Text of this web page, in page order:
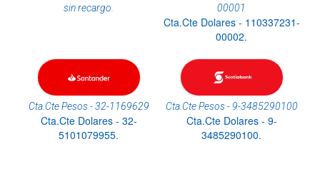
sin recargo.
00001
Cta.Cte Dolares - 110337231-
00002.
Cta.Cte Pesos - 32-1169629
Cta.Cte Dolares - 32-
5101079955.
Cta.Cte Pesos - 9-3485290100
Cta.Cte Dolares - 9-
3485290100.